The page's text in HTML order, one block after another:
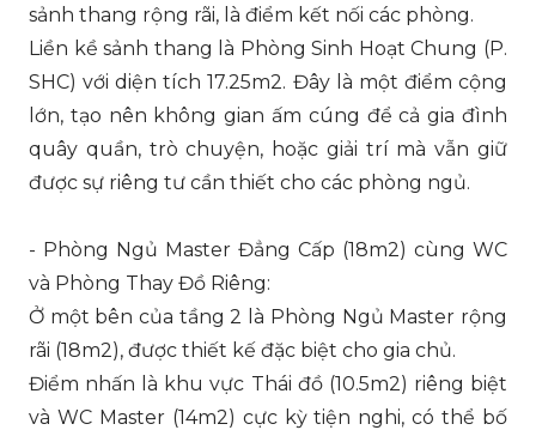
sảnh thang rộng rãi, là điểm kết nối các phòng.
Liền kề sảnh thang là Phòng Sinh Hoạt Chung (P.
SHC) với diện tích 17.25m2. Đây là một điểm cộng
lớn, tạo nên không gian ấm cúng để cả gia đình
quây quần, trò chuyện, hoặc giải trí mà vẫn giữ
được sự riêng tư cần thiết cho các phòng ngủ.
- Phòng Ngủ Master Đẳng Cấp (18m2) cùng WC
và Phòng Thay Đồ Riêng:
Ở một bên của tầng 2 là Phòng Ngủ Master rộng
rãi (18m2), được thiết kế đặc biệt cho gia chủ.
Điểm nhấn là khu vực Thái đồ (10.5m2) riêng biệt
và WC Master (14m2) cực kỳ tiện nghi, có thể bố